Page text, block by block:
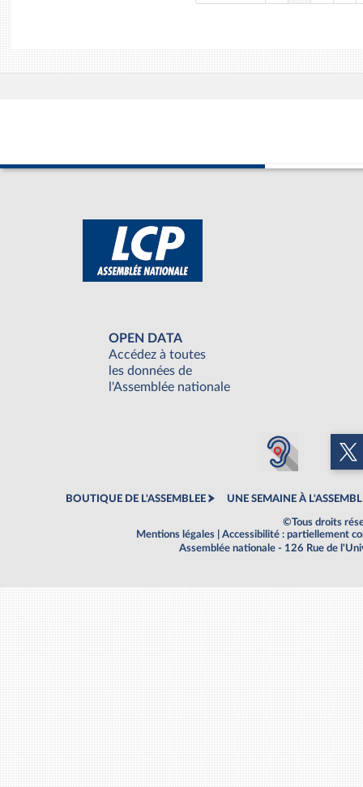
OPEN DATA
Accédez à toutes
les données de
l'Assemblée nationale
BOUTIQUE DE L'ASSEMBLEE UNE SEMAINE À
©Tous droits
Mentions légales
Accessibilité : partiellement
Assemblée nationale - 126 Rue de